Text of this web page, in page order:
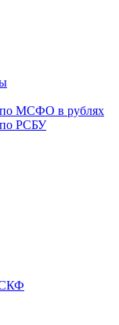
по МСФО в рублях
по РСБУ
СКФ